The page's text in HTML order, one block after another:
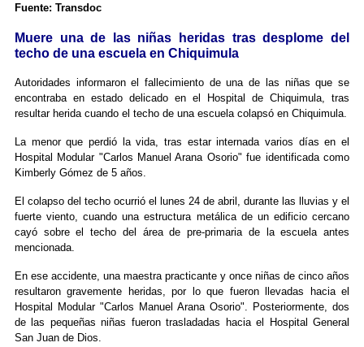
Fuente: Transdoc
Muere una de las niñas heridas tras desplome del
techo de una escuela en Chiquimula
Autoridades informaron el fallecimiento de una de las niñas que se
encontraba en estado delicado en el Hospital de Chiquimula, tras
resultar herida cuando el techo de una escuela colapsó en Chiquimula.
La menor que perdió la vida, tras estar internada varios días en el
Hospital Modular "Carlos Manuel Arana Osorio" fue identificada como
Kimberly Gómez de 5 años.
El colapso del techo ocurrió el lunes 24 de abril, durante las lluvias y el
fuerte viento, cuando una estructura metálica de un edificio cercano
cayó sobre el techo del área de pre-primaria de la escuela antes
mencionada.
En ese accidente, una maestra practicante y once niñas de cinco años
resultaron gravemente heridas, por lo que fueron llevadas hacia el
Hospital Modular "Carlos Manuel Arana Osorio". Posteriormente, dos
de las pequeñas niñas fueron trasladadas hacia el Hospital General
San Juan de Dios.